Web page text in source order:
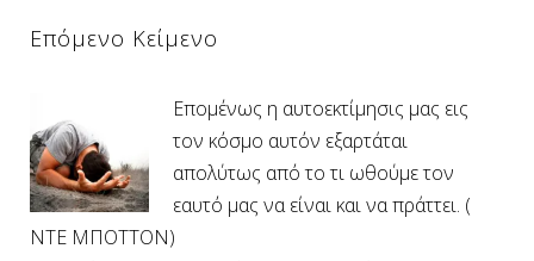
Επόμενο Κείμενο
Επομένως η αυτοεκτίμησις μας εις
τον κόσμο αυτόν εξαρτάται
απολύτως από το τι ωθούμε τον
εαυτό μας να είναι και να πράττει. (
ΝΤΕ ΜΠΟΤΤΟΝ)